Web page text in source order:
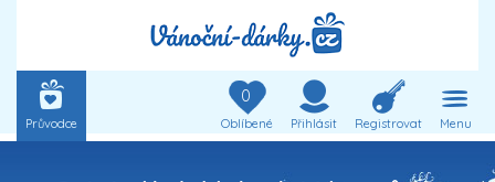
Průvodce
0
Oblíbené Přihlásit Registrovat Menu